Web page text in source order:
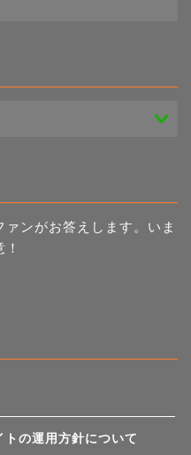
ンがお答えします。いま
の運用方針について